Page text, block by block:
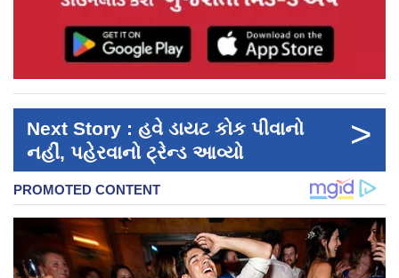
Next Story : હવે ડાયટ કોક પીવાનો
નહીં, પહેરવાનો ટ્રેન્ડ આવ્યો
>